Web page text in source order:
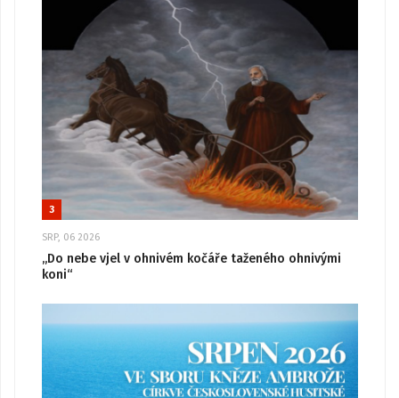
3
SRP, 06 2026
„Do nebe vjel v ohnivém kočáře taženého ohnivými
koni“